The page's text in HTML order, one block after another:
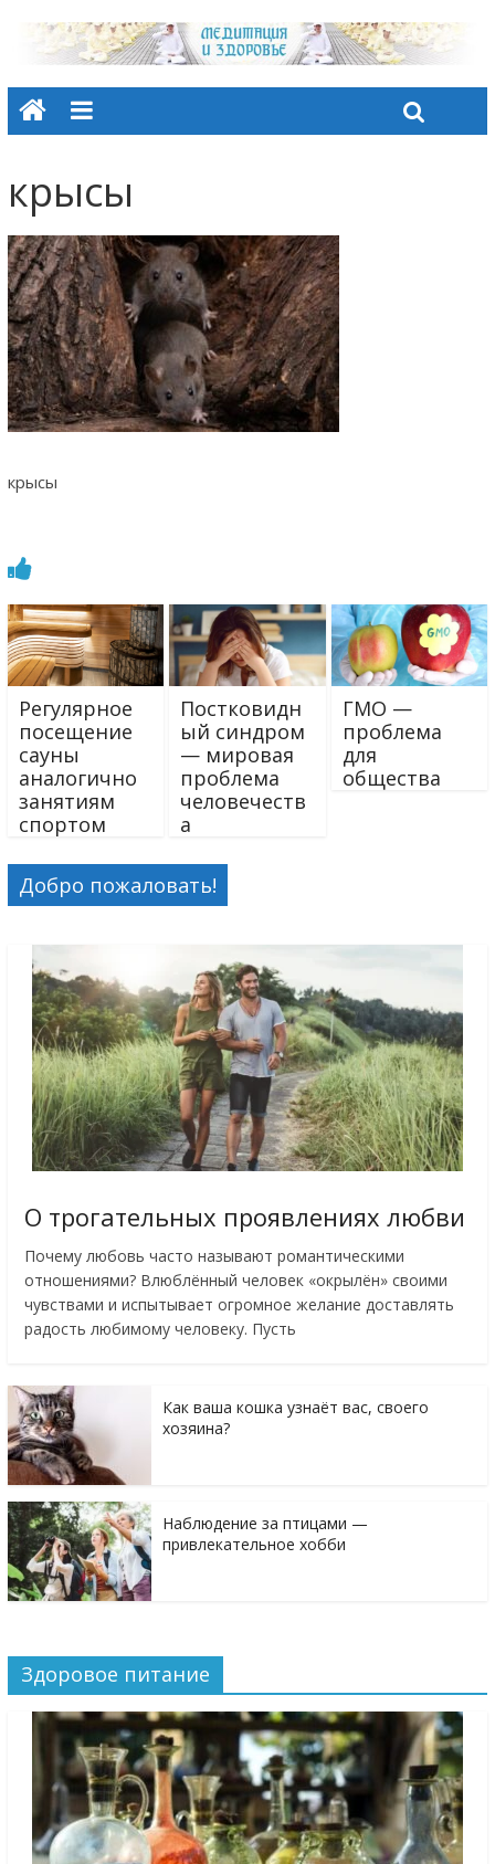
крысы
крысы
Регулярное
посещение
сауны
аналогично
занятиям
спортом
Постковидн
ый синдром
— мировая
проблема
человечеств
а
ГМО —
проблема
для
общества
Добро пожаловать!
О трогательных проявлениях любви
Почему любовь часто называют романтическими
отношениями? Влюблённый человек «окрылён» своими
чувствами и испытывает огромное желание доставлять
радость любимому человеку. Пусть
Как ваша кошка узнаёт вас, своего
хозяина?
Наблюдение за птицами —
привлекательное хобби
Здоровое питание